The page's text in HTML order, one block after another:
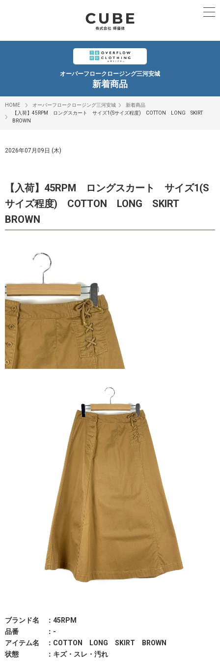
オーバーフロークロージング三河安城
新着商品
HOME オーバーフロークロージング三河安城
新着商品
【入荷】45RPM ロングスカート サイズ1(Sサイズ程度) COTTON LONG SKIRT
BROWN
2026年07月09日 (木)
【入荷】45RPM ロングスカート サイズ1(S
サイズ程度) COTTON LONG SKIRT
BROWN
ブランド名 ：45RPM
品番 ：-
アイテム名 ：COTTON LONG SKIRT BROWN
状態 ：キズ・スレ・汚れ